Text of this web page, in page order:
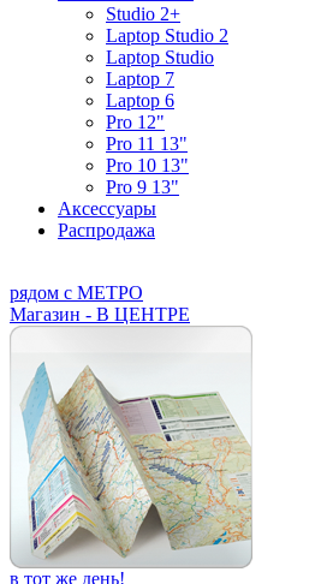
Studio 2+
Laptop Studio 2
Laptop Studio
Laptop 7
Laptop 6
Pro 12"
Pro 11 13"
Pro 10 13"
Pro 9 13"
Аксессуары
Распродажа
рядом с МЕТРО
Магазин - В ЦЕНТРЕ
в тот же день!